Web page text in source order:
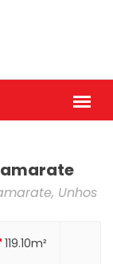
Unhos
119.10m²